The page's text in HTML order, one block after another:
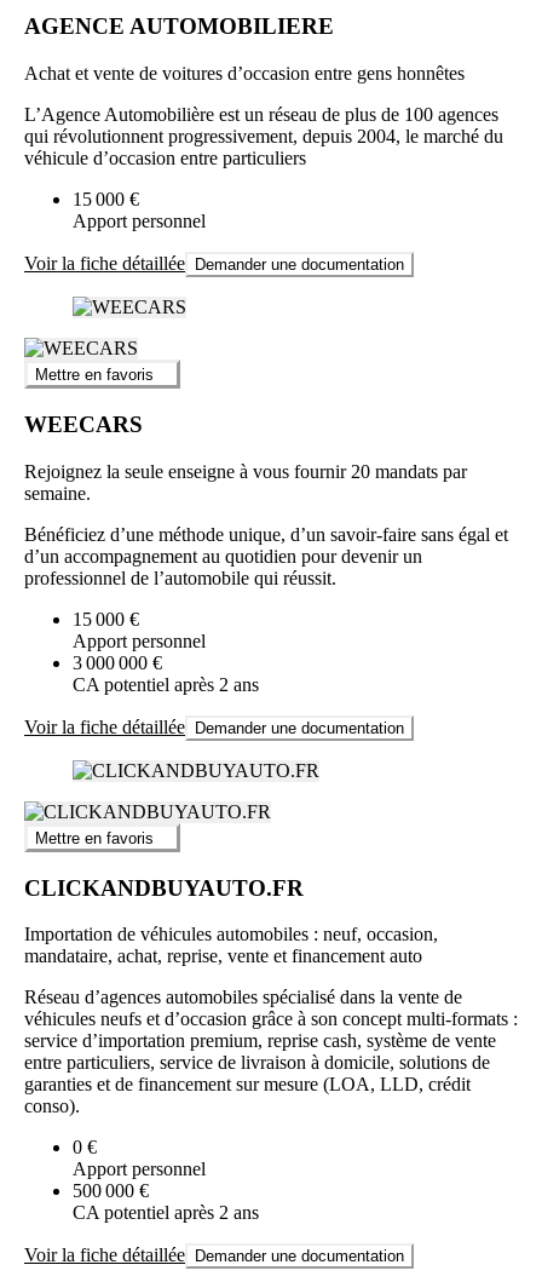
AGENCE AUTOMOBILIERE
Achat et vente de voitures d’occasion entre gens honnêtes
L’Agence Automobilière est un réseau de plus de 100 agences
qui révolutionnent progressivement, depuis 2004, le marché du
véhicule d’occasion entre particuliers
15 000 €
Apport personnel
Voir la fiche détaillée Demander une documentation
Mettre en favoris
WEECARS
Rejoignez la seule enseigne à vous fournir 20 mandats par
semaine.
Bénéficiez d’une méthode unique, d’un savoir-faire sans égal et
d’un accompagnement au quotidien pour devenir un
professionnel de l’automobile qui réussit.
15 000 €
Apport personnel
3 000 000 €
CA potentiel après 2 ans
Voir la fiche détaillée Demander une documentation
Mettre en favoris
CLICKANDBUYAUTO.FR
Importation de véhicules automobiles : neuf, occasion,
mandataire, achat, reprise, vente et financement auto
Réseau d’agences automobiles spécialisé dans la vente de
véhicules neufs et d’occasion grâce à son concept multi-formats :
service d’importation premium, reprise cash, système de vente
entre particuliers, service de livraison à domicile, solutions de
garanties et de financement sur mesure (LOA, LLD, crédit
conso).
0 €
Apport personnel
500 000 €
CA potentiel après 2 ans
Voir la fiche détaillée Demander une documentation